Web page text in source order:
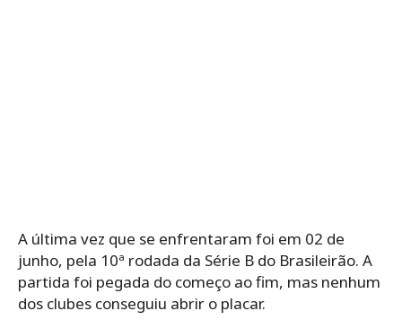
A última vez que se enfrentaram foi em 02 de
junho, pela 10ª rodada da Série B do Brasileirão. A
partida foi pegada do começo ao fim, mas nenhum
dos clubes conseguiu abrir o placar.